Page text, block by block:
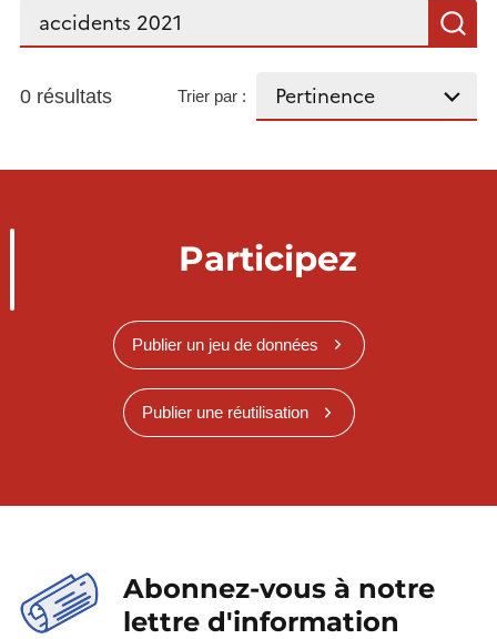
Rechercher...
0 résultats Trier par :
Participez
Publier un jeu de données
Publier une réutilisation
Abonnez-vous à notre
lettre d'information